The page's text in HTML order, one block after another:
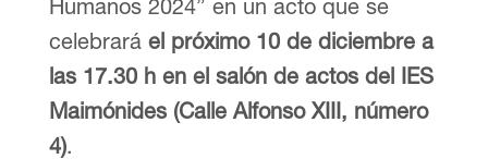
Humanos 2024” en un acto que se
celebrará el próximo 10 de diciembre a
las 17.30 h en el salón de actos del IES
Maimónides (Calle Alfonso XIII, número
4).